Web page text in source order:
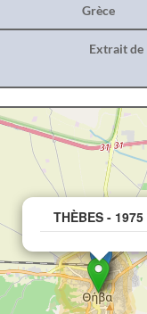
Grèce
Extrait de
THÈBES - 1975